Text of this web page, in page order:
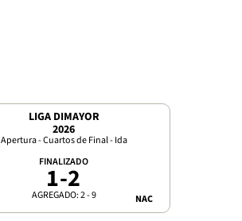
LIGA DIMAYOR
2026
Apertura - Cuartos de Final - Ida
FINALIZADO
1-2
AGREGADO: 2 - 9 NAC